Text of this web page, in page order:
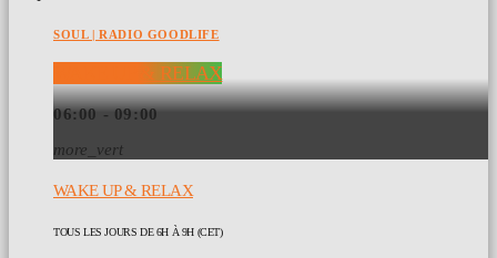
SOUL | RADIO GOODLIFE
WAKE UP & RELAX
06:00 - 09:00
more_vert
WAKE UP & RELAX
TOUS LES JOURS DE 6H À 9H (CET)